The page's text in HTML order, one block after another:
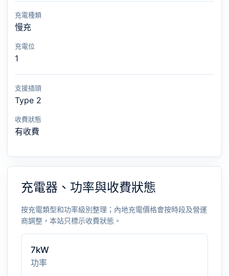
充電種類
慢充
充電位
1
支援插頭
Type 2
收費狀態
有收費
充電器、功率與收費狀態
按充電類型和功率級別整理；內地充電價格會按時段及營運
商調整，本站只標示收費狀態。
7kW
功率